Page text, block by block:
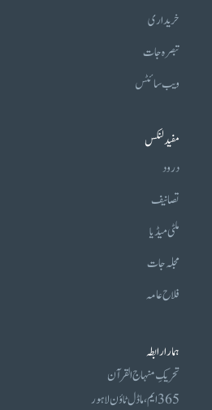
خریداری
تبصرہ جات
ویب سائٹس
مفید لنکس
درود
تصانیف
ملٹی میڈیا
مجلہ جات
فلاح عامہ
ہمارا رابطہ
تحریکِ منہاج القرآن
365 ایم، ماڈل ٹاؤن لاہور